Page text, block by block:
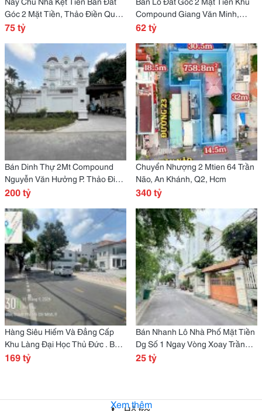
Góc 2 Mặt Tiền, Thảo Điền Quận
2 Chỉ 150Tr/M2
75 tỷ
Compound Giang Văn Minh,
Phường An Phú, Quận 2.
62 tỷ
Bán Dinh Thự 2Mt Compound
Nguyễn Văn Hưởng P. Thảo Điền
[Quận 2] Tp Thủ Đức.
200 tỷ
Chuyển Nhượng 2 Mtien 64 Trần
Não, An Khánh, Q2, Hcm
340 tỷ
Hàng Siêu Hiếm Và Đẳng Cấp
Khu Làng Đại Học Thủ Đức . Bán
Đất Tặng Nguyên Căn Biệt Thự.
169 tỷ
Bán Nhanh Lô Nhà Phố Mặt Tiền
Dg Số 1 Ngay Vòng Xoay Trần
Não-Thảo Điền Q2 - Cầu Sài
25 tỷ
Xem thêm